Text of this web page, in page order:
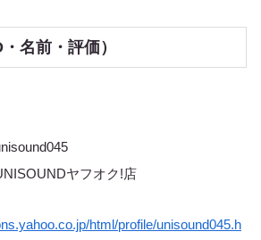
名前・評価）
ヤフオク!店
html/profile/unisound045.h